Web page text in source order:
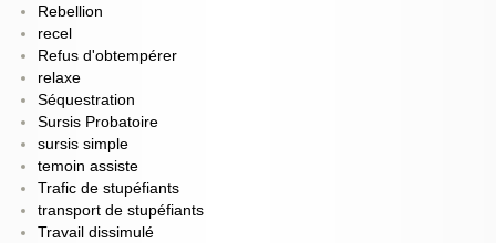
Rebellion
recel
Refus d'obtempérer
relaxe
Séquestration
Sursis Probatoire
sursis simple
temoin assiste
Trafic de stupéfiants
transport de stupéfiants
Travail dissimulé